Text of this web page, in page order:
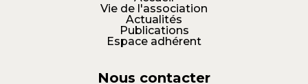
Vie de l'association
Actualités
Publications
Espace adhérent
Nous contacter